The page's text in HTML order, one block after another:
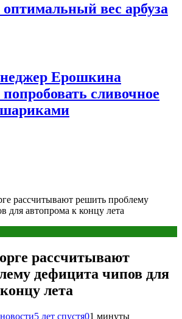
вес арбуза
Ерошкина
сливочное
рассчитывают решить проблему
для автопрома к концу лета
рассчитывают
дефицита чипов для
лета
5 лет спустя01 минуты